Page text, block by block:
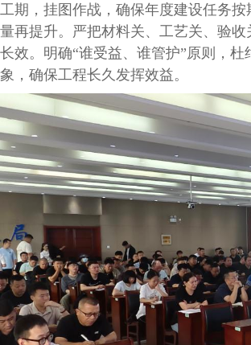
工期，挂图作战，确保年度建设任务
量再提升。严把材料关、工艺关、验
长效。明确“谁受益、谁管护”原则，杜
象，确保工程长久发挥效益。